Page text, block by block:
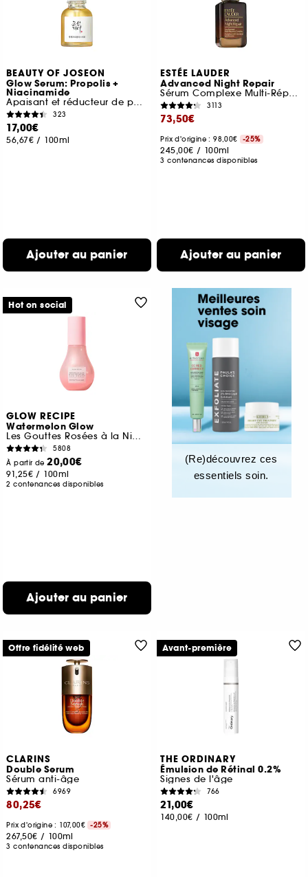
BEAUTY OF JOSEON
Glow Serum: Propolis +
Niacinamide
Apaisant et réducteur de pores
323
17,00€
56,67€ / 100ml
Ajouter au panier
ESTÉE LAUDER
Advanced Night Repair
Sérum Complexe Multi-Réparation Synchronisée
3113
73,50€
Prix d'origine : 98,00€ -25%
245,00€ / 100ml
3 contenances disponibles
Ajouter au panier
GLOW RECIPE
Watermelon Glow
Les Gouttes Rosées à la Niacinamide Jumbo
5808
À partir de20,00€
91,25€ / 100ml
2 contenances disponibles
Ajouter au panier
Hot on social
(Re)découvrez ces
essentiels soin.
CLARINS
Double Serum
Sérum anti-âge
6969
80,25€
Prix d'origine : 107,00€ -25%
267,50€ / 100ml
3 contenances disponibles
Offre fidélité web
THE ORDINARY
Émulsion de Rétinal 0.2%
Signes de l'âge
766
21,00€
140,00€ / 100ml
Avant-première